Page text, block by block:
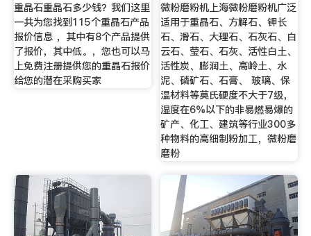
重晶石重晶石多少钱？我们这里
一共为您找到115个重晶石产品
报价信息 ，其中有8个产品提供
了报价，其中低。，您也可以马
上免费注册提供您的重晶石报价
给您的潜在采购买家
微粉磨粉机上海微粉磨粉机广泛
适用于重晶石、方解石、钾长
石、滑石、大理石、石灰石、白
云石、莹石、石灰、活性白土、
活性炭、膨润土、高岭土、水
泥、磷矿石、石膏、 玻璃、保
温材料等莫氏硬度不大于7级，
湿度在6%以下的非易燃易爆的
矿产、化工、建筑等行业300多
种物料的高细制粉加工，微粉磨
磨粉